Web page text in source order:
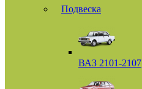
Подвеска
ВАЗ 2101-2107